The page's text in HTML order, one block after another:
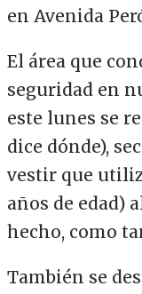
en Avenida
El área que
seguridad en
este lunes se
dice dónde),
vestir que
años de edad)
hecho, como
También se